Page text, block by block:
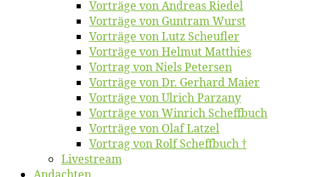
Vor­trä­ge von An­dre­as Riedel
Vor­trä­ge von Gun­tram Wurst
Vor­trä­ge von Lutz Scheufler
Vor­trä­ge von Hel­mut Matthies
Vor­trag von Niels Petersen
Vor­trä­ge von Dr. Ger­hard Maier
Vor­trä­ge von Ul­rich Parzany
Vor­trä­ge von Win­rich Scheffbuch
Vor­trä­ge von Olaf Latzel
Vor­trag von Rolf Scheffbuch †
Live­stream